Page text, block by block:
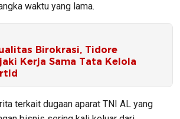
waktu yang lama.
Birokrasi, Tidore
Kerja Sama Tata Kelola
terkait dugaan aparat TNI AL yang